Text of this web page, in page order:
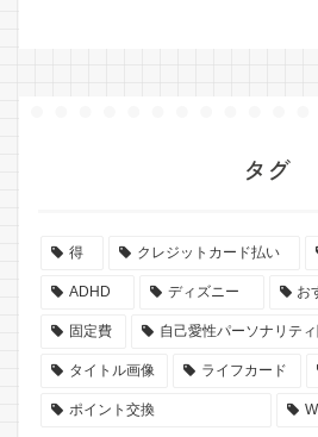
タグ
得 クレジットカード払い
ADHD ディズニー お
固定費 自己愛性パーソナリテ
タイトル画像 ライフカード
ポイント交換